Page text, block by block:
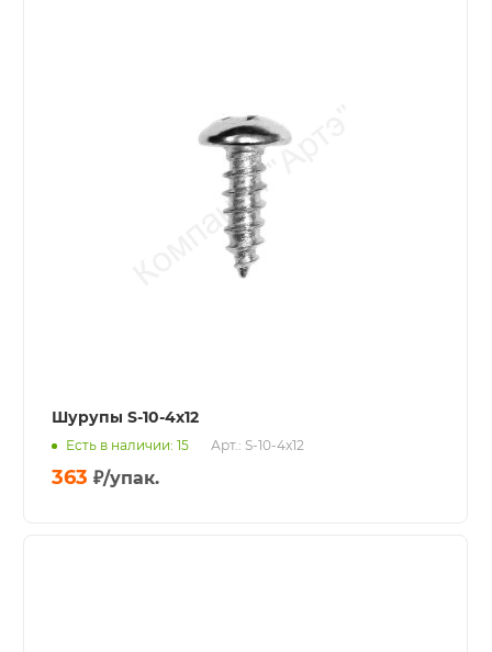
Шурупы S-10-4x12
Есть в наличии: 15 Арт.: S-10-4x12
363 ₽/упак.